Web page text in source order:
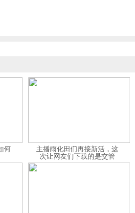
何
主播雨化田们再接新活，这
次让网友们下载的是交管
12123APP